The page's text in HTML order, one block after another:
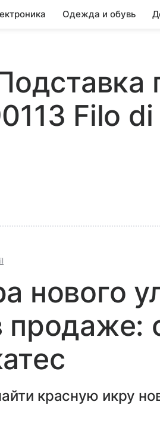
Одежда и обувь
Filo
нового
продаже:
красную икру